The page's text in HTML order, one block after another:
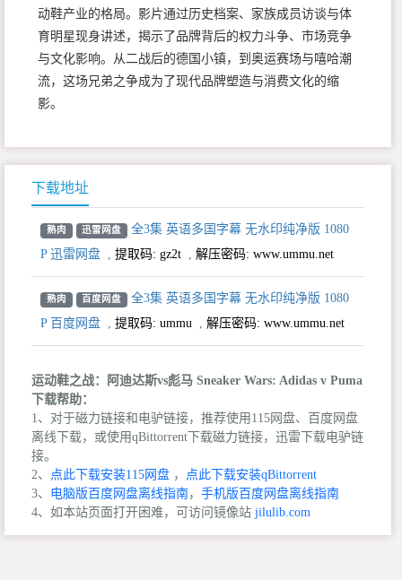
动鞋产业的格局。影片通过历史档案、家族成员访谈与体
育明星现身讲述，揭示了品牌背后的权力斗争、市场竞争
与文化影响。从二战后的德国小镇，到奥运赛场与嘻哈潮
流，这场兄弟之争成为了现代品牌塑造与消费文化的缩
影。
下载地址
熟肉 迅雷网盘
全3集 英语多国字幕 无水印纯净版 1080
P 迅雷网盘 , 提取码: gz2t , 解压密码: www.ummu.net
熟肉 百度网盘
全3集 英语多国字幕 无水印纯净版 1080
P 百度网盘 , 提取码: ummu , 解压密码: www.ummu.net
运动鞋之战：阿迪达斯vs彪马 Sneaker Wars: Adidas v Puma
下载帮助：
1、对于磁力链接和电驴链接，推荐使用115网盘、百度网盘
离线下载，或使用qBittorrent下载磁力链接，迅雷下载电驴链
接。
2、 点此下载安装115网盘 ， 点此下载安装qBittorrent
3、 电脑版百度网盘离线指南， 手机版百度网盘离线指南
4、如本站页面打开困难，可访问镜像站 jilulib.com